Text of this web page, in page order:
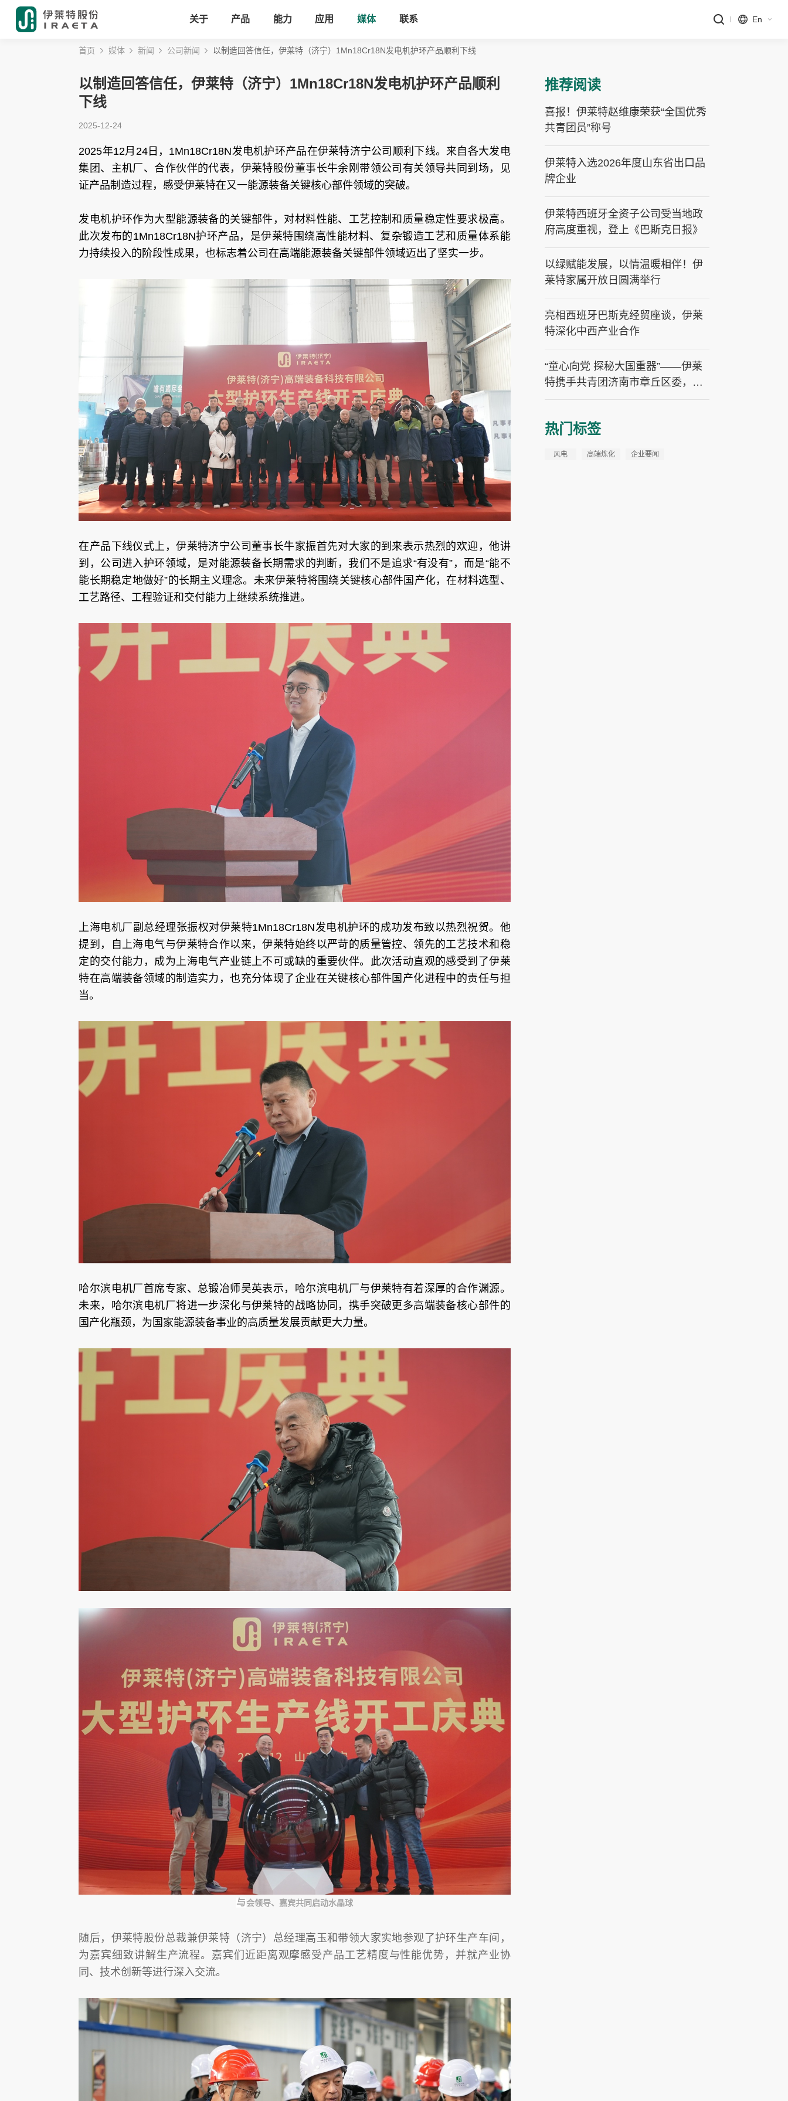
关于 产品 能力 应用 媒体 联系 En
首页 媒体 新闻 公司新闻 以制造回答信任，伊莱特（济宁）1Mn18Cr18N发电机护环产品顺利下线
以制造回答信任，伊莱特（济宁）1Mn18Cr18N发电机护环产品顺利
下线
2025-12-24
2025年12月24日，1Mn18Cr18N发电机护环产品在伊莱特济宁公司顺利下线。来自各大发电
集团、主机厂、合作伙伴的代表，伊莱特股份董事长牛余刚带领公司有关领导共同到场，见
证产品制造过程，感受伊莱特在又一能源装备关键核心部件领域的突破。
发电机护环作为大型能源装备的关键部件，对材料性能、工艺控制和质量稳定性要求极高。
此次发布的1Mn18Cr18N护环产品，是伊莱特围绕高性能材料、复杂锻造工艺和质量体系能
力持续投入的阶段性成果，也标志着公司在高端能源装备关键部件领域迈出了坚实一步。
在产品下线仪式上，伊莱特济宁公司董事长牛家振首先对大家的到来表示热烈的欢迎，他讲
到，公司进入护环领域，是对能源装备长期需求的判断，我们不是追求“有没有”，而是“能不
能长期稳定地做好”的长期主义理念。未来伊莱特将围绕关键核心部件国产化，在材料选型、
工艺路径、工程验证和交付能力上继续系统推进。
上海电机厂副总经理张振权对伊莱特1Mn18Cr18N发电机护环的成功发布致以热烈祝贺。他
提到，自上海电气与伊莱特合作以来，伊莱特始终以严苛的质量管控、领先的工艺技术和稳
定的交付能力，成为上海电气产业链上不可或缺的重要伙伴。此次活动直观的感受到了伊莱
特在高端装备领域的制造实力，也充分体现了企业在关键核心部件国产化进程中的责任与担
当。
哈尔滨电机厂首席专家、总锻冶师吴英表示，哈尔滨电机厂与伊莱特有着深厚的合作渊源。
未来，哈尔滨电机厂将进一步深化与伊莱特的战略协同，携手突破更多高端装备核心部件的
国产化瓶颈，为国家能源装备事业的高质量发展贡献更大力量。
与会领导、嘉宾共同启动水晶球
随后，伊莱特股份总裁兼伊莱特（济宁）总经理高玉和带领大家实地参观了护环生产车间，
为嘉宾细致讲解生产流程。嘉宾们近距离观摩感受产品工艺精度与性能优势，并就产业协
同、技术创新等进行深入交流。
推荐阅读
喜报！伊莱特赵维康荣获“全国优秀
共青团员”称号
伊莱特入选2026年度山东省出口品
牌企业
伊莱特西班牙全资子公司受当地政
府高度重视，登上《巴斯克日报》
以绿赋能发展，以情温暖相伴！伊
莱特家属开放日圆满举行
亮相西班牙巴斯克经贸座谈，伊莱
特深化中西产业合作
“童心向党 探秘大国重器”——伊莱
特携手共青团济南市章丘区委，为
热门标签
风电 高端炼化 企业要闻